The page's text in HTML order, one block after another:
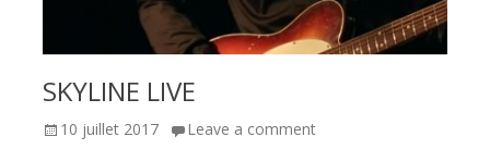
SKYLINE LIVE
Posted
10 juillet 2017 Leave a comment